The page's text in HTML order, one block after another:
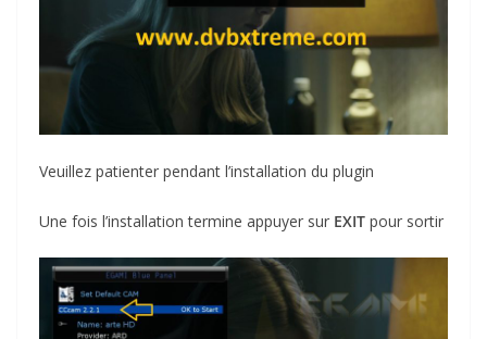
Veuillez patienter pendant l’installation du plugin
Une fois l’installation termine appuyer sur EXIT pour sortir